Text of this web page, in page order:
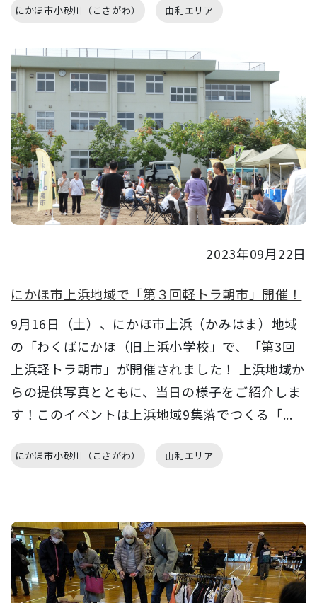
にかほ市小砂川（こさがわ） 由利エリア
2023年09月22日
にかほ市上浜地域で「第３回軽トラ朝市」開催！
9月16日（土）、にかほ市上浜（かみはま）地域
の「わくばにかほ（旧上浜小学校」で、「第3回
上浜軽トラ朝市」が開催されました！ 上浜地域か
らの提供写真とともに、当日の様子をご紹介しま
す！このイベントは上浜地域9集落でつくる「...
にかほ市小砂川（こさがわ） 由利エリア